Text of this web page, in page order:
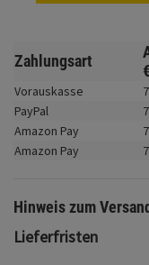
Zahlungsart
€
Vorauskasse
PayPal
Amazon Pay
Amazon Pay
Hinweis zum Versand
Lieferfristen